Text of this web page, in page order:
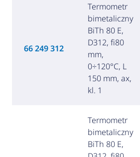
66 249 312
Termometr
bimetaliczny
BiTh 80 E,
D312, fi80
mm,
0÷120°C, L
150 mm, ax,
kl. 1
Termometr
bimetaliczny
BiTh 80 E,